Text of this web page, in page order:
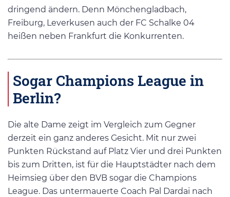
dringend ändern. Denn Mönchengladbach,
Freiburg, Leverkusen auch der FC Schalke 04
heißen neben Frankfurt die Konkurrenten.
Sogar Champions League in
Berlin?
Die alte Dame zeigt im Vergleich zum Gegner
derzeit ein ganz anderes Gesicht. Mit nur zwei
Punkten Rückstand auf Platz Vier und drei Punkten
bis zum Dritten, ist für die Hauptstädter nach dem
Heimsieg über den BVB sogar die Champions
League. Das untermauerte Coach Pal Dardai nach